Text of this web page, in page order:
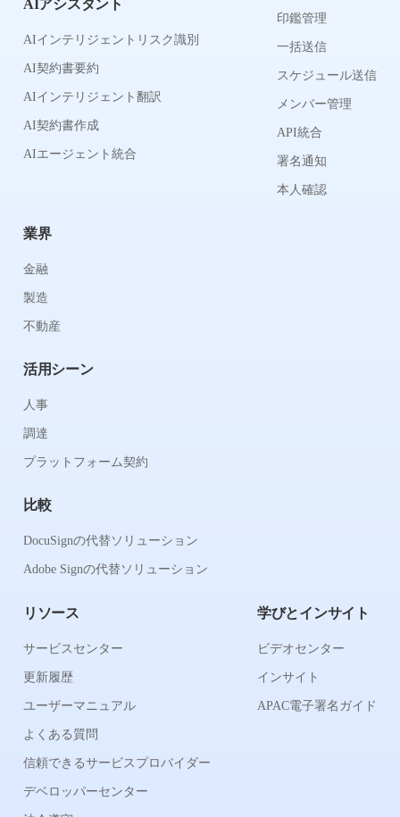
AIアシスタント
AIインテリジェントリスク識別
AI契約書要約
AIインテリジェント翻訳
AI契約書作成
AIエージェント統合
印鑑管理
一括送信
スケジュール送信
メンバー管理
API統合
署名通知
本人確認
業界
金融
製造
不動産
活用シーン
人事
調達
プラットフォーム契約
比較
DocuSignの代替ソリューション
Adobe Signの代替ソリューション
リソース
サービスセンター
更新履歴
ユーザーマニュアル
よくある質問
信頼できるサービスプロバイダー
デベロッパーセンター
学びとインサイト
ビデオセンター
インサイト
APAC電子署名ガイド